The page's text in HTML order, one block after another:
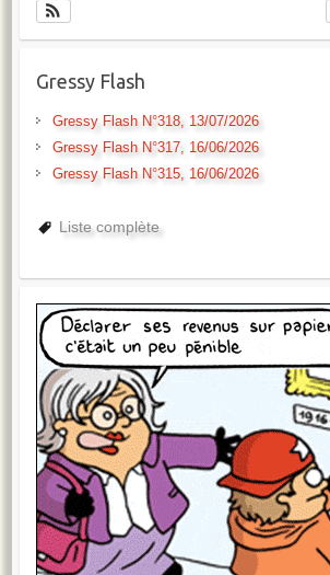
Gressy Flash
Gressy Flash N°318, 13/07/2026
Gressy Flash N°317, 16/06/2026
Gressy Flash N°315, 16/06/2026
Liste complète